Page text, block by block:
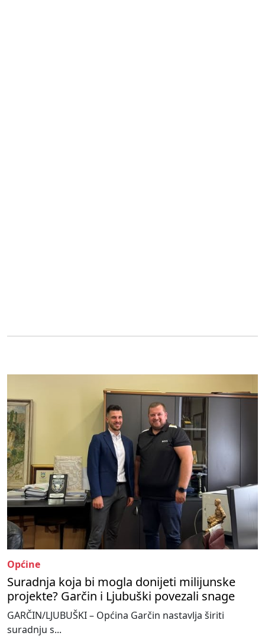
Općine
Suradnja koja bi mogla donijeti milijunske
projekte? Garčin i Ljubuški povezali snage
GARČIN/LJUBUŠKI – Općina Garčin nastavlja širiti
suradnju s...